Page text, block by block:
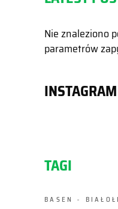
Nie znaleziono
parametrów
INSTAGRAM
TAGI
BASEN